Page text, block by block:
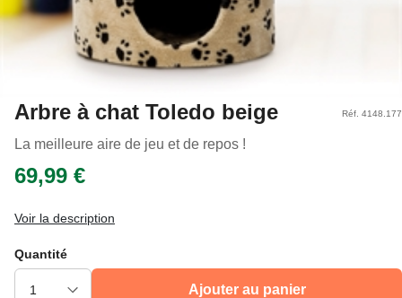
Arbre à chat Toledo beige
La meilleure aire de jeu et de repos !
Réf. 4148.177
69,99 €
Voir la description
Quantité
Ajouter au panier